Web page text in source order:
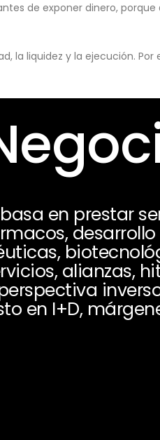
de exponer dinero,
la liquidez y la ejecución.
en prestar
alianzas,
en I+D,